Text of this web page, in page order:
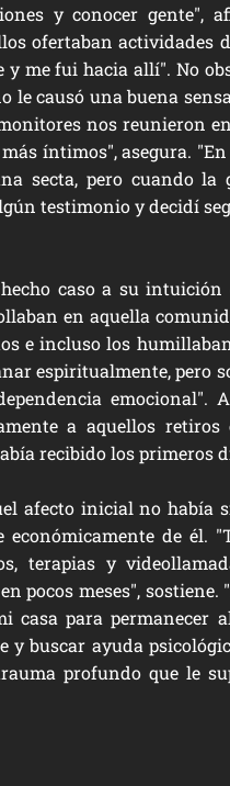
y conocer gente",
ofertaban actividades
y me fui hacia allí". No
le causó una buena
nos reunieron
íntimos", asegura.
secta, pero cuando la
testimonio y decidí
caso a su
en aquella
e inclusolos
espiritualmente, pero
emocional".
a aquellos
recibido los primeros
afecto inicial no había
de él.
terapias y
en pocos meses", sostiene.
casa para permanecer
buscar ayuda
profundo que le